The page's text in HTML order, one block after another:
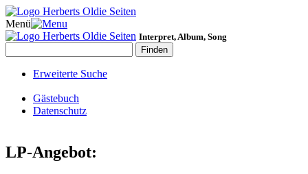
Menü
Interpret, Album, Song
Erweiterte Suche
Gästebuch
Datenschutz
LP-Angebot: